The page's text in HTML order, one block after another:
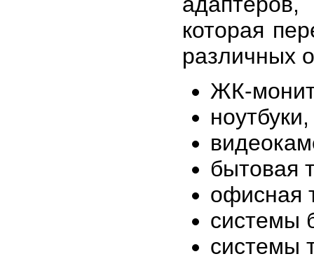
которая
различных
ЖК-
ноутбуки,
бытовая
офисная
системы
системы